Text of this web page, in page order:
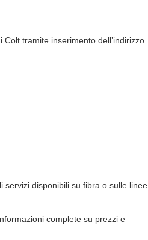
tramite inserimento dell’indirizzo
disponibili su fibra o sulle linee
complete su prezzi e